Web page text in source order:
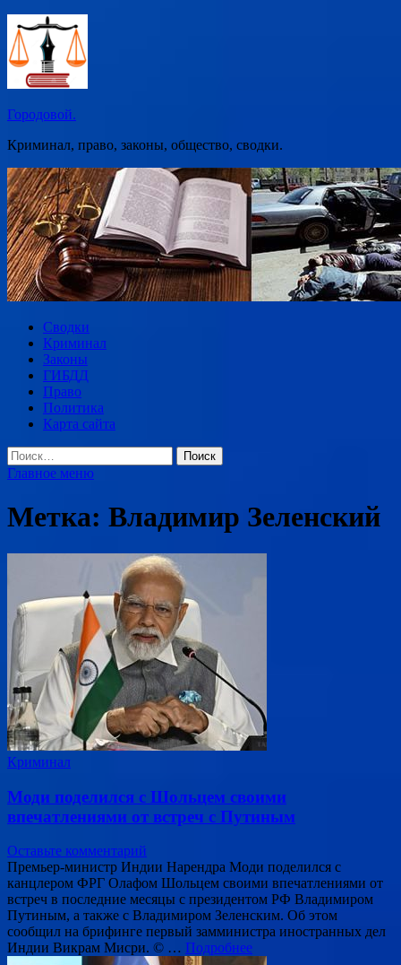
Перейти
содержимому
Городовой.
Криминал, право, законы, общество, сводки.
Сводки
Криминал
Законы
ГИБДД
Право
Политика
Карта сайта
Найти:
Главное меню
Метка: Владимир Зеленский
Криминал
Моди поделился с Шольцем своими
впечатлениями от встреч с Путиным
Оставьте комментарий
Премьер-министр Индии Нарендра Моди поделился с
канцлером ФРГ Олафом Шольцем своими впечатлениями от
встреч в последние месяцы с президентом РФ Владимиром
Путиным, а также с Владимиром Зеленским. Об этом
сообщил на брифинге первый замминистра иностранных дел
Индии Викрам Мисри. © … Подробнее